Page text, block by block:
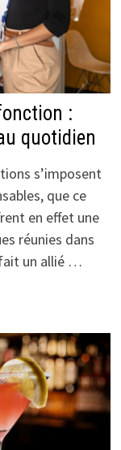
:
quotidien
s’imposent
que ce
en effet une
réunies dans
fait un allié …